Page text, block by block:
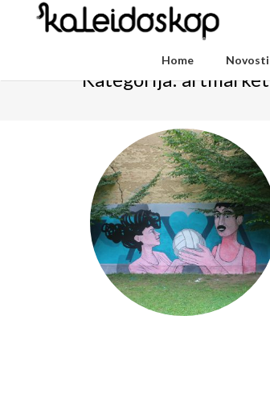
Home Novosti
Kategorija:artmarket